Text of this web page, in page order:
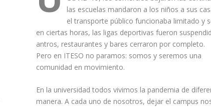
las escuelas mandaron a los niños a sus
el transporte público funcionaba limitado y
en ciertas horas, las ligas deportivas fueron
antros, restaurantes y bares cerraron por completo.
Pero en ITESO no paramos: somos y seremos una
comunidad en movimiento.
En la universidad todos vivimos la pandemia de
manera. A cada uno de nosotros, dejar el campus